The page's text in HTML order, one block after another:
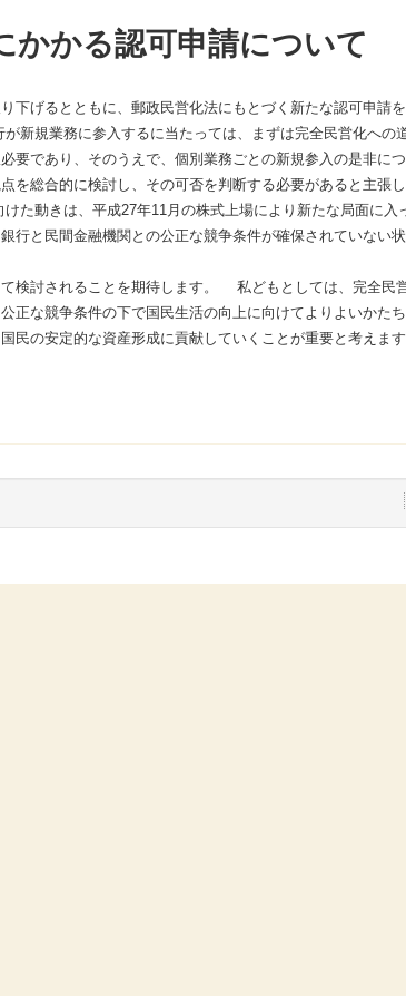
かかる認可申請について
下げるとともに、郵政民営化法にもとづく新たな認可申請
規業務に参入するに当たっては、まずは完全民営化への
要であり、そのうえで、個別業務ごとの新規参入の是非に
を総合的に検討し、その可否を判断する必要があると主張
動きは、平成27年11月の株式上場により新たな局面に入
行と民間金融機関との公正な競争条件が確保されていない
検討されることを期待します。 私どもとしては、完全民
正な競争条件の下で国民生活の向上に向けてよりよいかた
民の安定的な資産形成に貢献していくことが重要と考えます